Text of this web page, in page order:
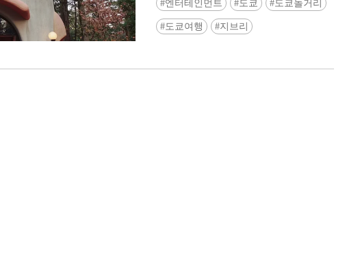
엔터테인먼트 도쿄 도쿄놀거리
도쿄여행 지브리